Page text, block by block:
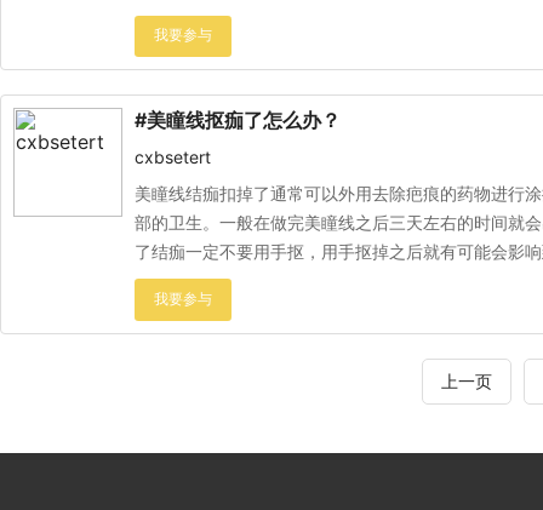
#美瞳线抠痂了怎么办？
cxbsetert
美瞳线结痂扣掉了通常可以外用去除疤痕的药物进行
部的卫生。一般在做完美瞳线之后三天左右的时间就
了结痂一定不要用手抠，用手抠掉之后就有可能会影
做...
上一页